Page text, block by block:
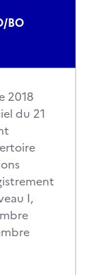
BO
2018
du 21
I,